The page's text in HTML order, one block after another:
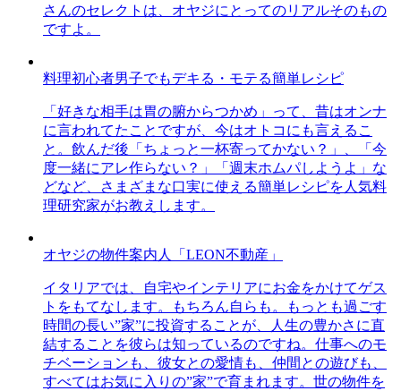
さんのセレクトは、オヤジにとってのリアルそのもの
ですよ。
料理初心者男子でもデキる・モテる簡単レシピ
「好きな相手は胃の腑からつかめ」って、昔はオンナ
に言われてたことですが、今はオトコにも言えるこ
と。飲んだ後「ちょっと一杯寄ってかない？」、「今
度一緒にアレ作らない？」「週末ホムパしようよ」な
どなど、さまざまな口実に使える簡単レシピを人気料
理研究家がお教えします。
オヤジの物件案内人「LEON不動産」
イタリアでは、自宅やインテリアにお金をかけてゲス
トをもてなします。もちろん自らも。もっとも過ごす
時間の長い”家”に投資することが、人生の豊かさに直
結することを彼らは知っているのですね。仕事へのモ
チベーションも、彼女との愛情も、仲間との遊びも、
すべてはお気に入りの”家”で育まれます。世の物件を